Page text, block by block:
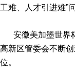
工难、人才引进难”问
安徽美加墨世界
高新区管委会不断
位。